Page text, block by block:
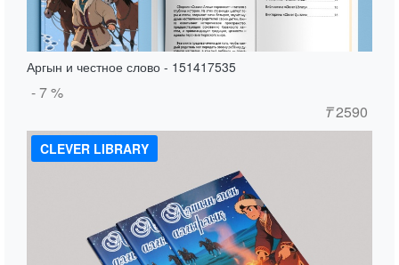
Аргын и честное слово - 151417535
- 7 %
₸2590
CLEVER LIBRARY